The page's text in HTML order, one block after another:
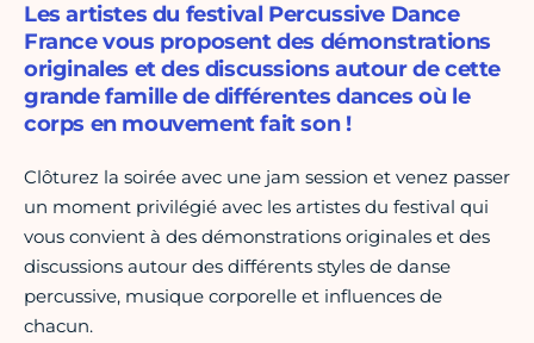
Les artistes du festival Percussive Dance
France vous proposent des démonstrations
originales et des discussions autour de cette
grande famille de différentes dances où le
corps en mouvement fait son !
Clôturez la soirée avec une jam session et venez passer
un moment privilégié avec les artistes du festival qui
vous convient à des démonstrations originales et des
discussions autour des différents styles de danse
percussive, musique corporelle et influences de
chacun.